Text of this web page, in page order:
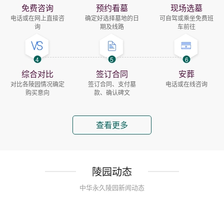
免费咨询
电话或在网上直接咨
询
预约看墓
确定好选择墓地的日
期及线路
现场选墓
可自驾或乘坐免费班
车前往
4
综合对比
对比各陵园情况确定
购买意向
5
签订合同
签订合同、支付墓
款、确认碑文
6
安葬
电话或在线咨询
查看更多
陵园动态
中华永久陵园新闻动态